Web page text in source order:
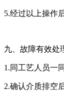
5.经过以上操作
九、故障有效处
1.同工艺人员一
2.确认介质排空